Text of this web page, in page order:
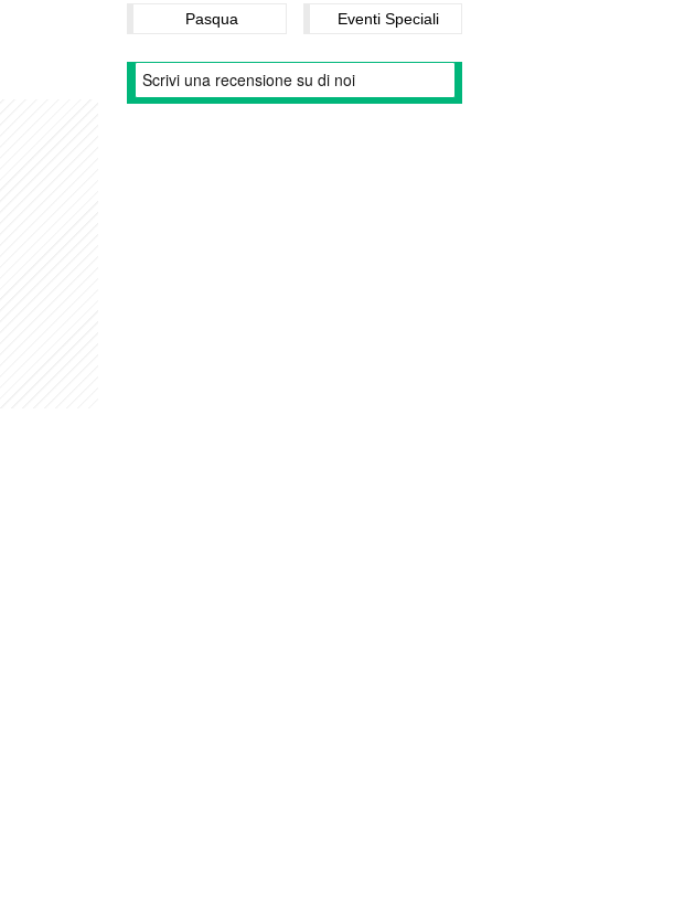
Pasqua Eventi Speciali